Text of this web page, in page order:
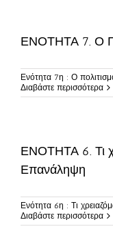
ΕΝΟΤΗΤΑ 7. Ο
Ενότητα 7η : Ο
Διαβάστε περισσότερα
ΕΝΟΤΗΤΑ 6. Τι
Επανάληψη
Ενότητα 6η : Τι
Διαβάστε περισσότερα